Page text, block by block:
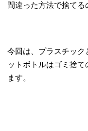
間違った方法で捨てる
今回は、プラスチッ
ットボトルはゴミ捨
ます。